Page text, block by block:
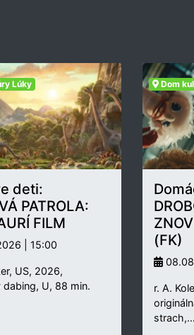
Lúky
deti:
PATROLA:
FILM
| 15:00
US, 2026,
dabing, U, 88 min.
Dom
(FK)
r. A.
strach,…